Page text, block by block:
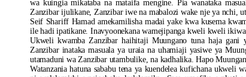
wa kuingia mikataba na mataifa mengine. Pia wanataka
Zanzibar ijulikane, Zanzibar iwe na mabalozi wake nje ya nchi,
Seif Shariff Hamad amekamilisha madai yake kwa kusema
ile hadi ipatikane. Inavyoonekana wamejipanga kweli kweli
Ukweli kwamba Zanzibar haihitaji Muungano tuna haja gani
Zanzibar inataka masuala ya uraia na uhamiaji yasiwe ya
utamaduni wa Zanzibar utambulike, na kadhalika. Hapo
Watanzania hatuna sababu tena ya kuendelea kufichana